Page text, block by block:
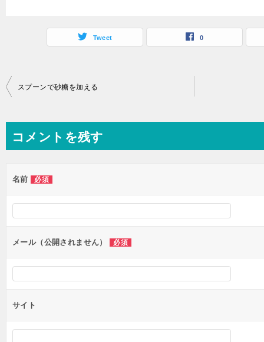
Tweet 0
投
ナ
ビ
ー
ョ
ン
スプーンで砂糖を加える
コメントを残す
名前 必須
メール（公開されません） 必須
サイト